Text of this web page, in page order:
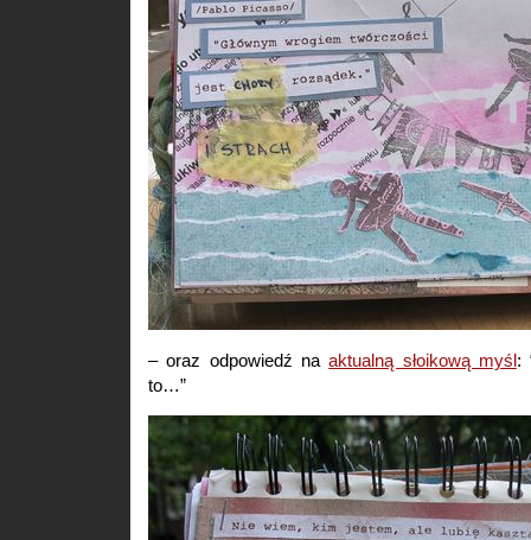
– oraz odpowiedź naaktualną słoikową myśl:
to…”